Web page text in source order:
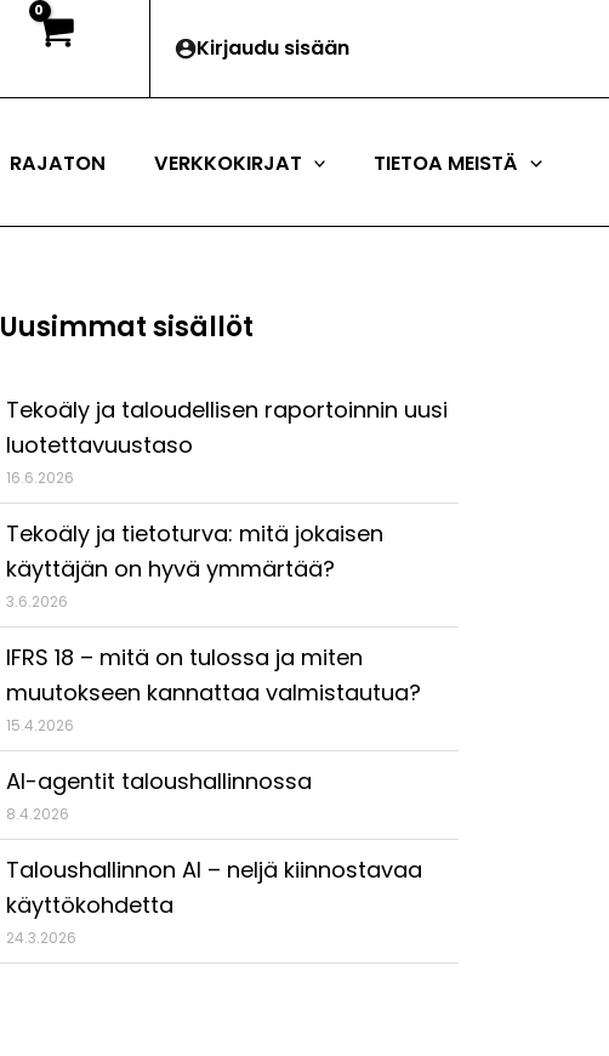
Kirjaudu sisään
RAJATON VERKKOKIRJAT TIETOA MEISTÄ
Uusimmat sisällöt
Tekoäly ja taloudellisen raportoinnin uusi
luotettavuustaso
16.6.2026
Tekoäly ja tietoturva: mitä jokaisen
käyttäjän on hyvä ymmärtää?
3.6.2026
IFRS 18 – mitä on tulossa ja miten
muutokseen kannattaa valmistautua?
15.4.2026
AI-agentit taloushallinnossa
8.4.2026
Taloushallinnon AI – neljä kiinnostavaa
käyttökohdetta
24.3.2026